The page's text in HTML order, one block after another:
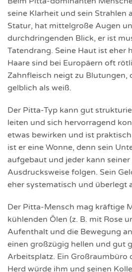
seine Klarheit und sein Strahlen
Statur, hat mittelgroße Augen
durchdringenden Blick, er ist
Tatendrang. Seine Haut ist eher
Haare sind bei Europäern oft
Zahnfleisch neigt zu Blutungen,
gelblich als weiß.
Der Pitta-Typ kann gut
leiten und sich hervorragend
etwas bewirken und ist
ist er eine Wonne, denn sein
aufgebaut und jeder kann seiner
Ausdrucksweise folgen. Sein
eher systematisch und überlegt
Der Pitta-Mensch mag kräftige
kühlenden Ölen (z. B. mit Rose
Aufenthalt und die Bewegung
einen großzügig hellen und gut
Arbeitsplatz. Ein Großraumbüro
Herd würde ihm und seinen